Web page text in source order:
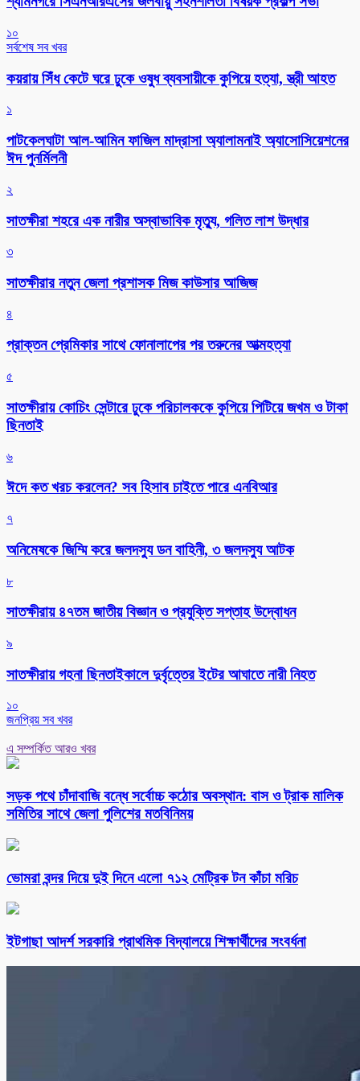
১০
সর্বশেষ সব খবর
কয়রায় সিঁধ কেটে ঘরে ঢুকে ওষুধ ব্যবসায়ীকে কুপিয়ে হত্যা, স্ত্রী আহত
১
পাটকেলঘাটা আল-আমিন ফাজিল মাদ্রাসা অ্যালামনাই অ্যাসোসিয়েশনের
ঈদ পুনর্মিলনী
২
সাতক্ষীরা শহরে এক নারীর অস্বাভাবিক মৃত্যু, গলিত লাশ উদ্ধার
৩
সাতক্ষীরার নতুন জেলা প্রশাসক মিজ কাউসার আজিজ
৪
প্রাক্তন প্রেমিকার সাথে ফোনালাপের পর তরুনের আত্মহত্যা
৫
সাতক্ষীরায় কোচিং সেন্টারে ঢুকে পরিচালককে কুপিয়ে পিটিয়ে জখম ও টাকা
ছিনতাই
৬
ঈদে কত খরচ করলেন? সব হিসাব চাইতে পারে এনবিআর
৭
অনিমেষকে জিম্মি করে জলদস্যু ডন বাহিনী, ৩ জলদস্যু আটক
৮
সাতক্ষীরায় ৪৭তম জাতীয় বিজ্ঞান ও প্রযুক্তি সপ্তাহ উদ্বোধন
৯
সাতক্ষীরায় গহনা ছিনতাইকালে দুর্বৃত্তের ইটের আঘাতে নারী নিহত
১০
জনপ্রিয় সব খবর
এ সম্পর্কিত আরও খবর
সড়ক পথে চাঁদাবাজি বন্ধে সর্বোচ্চ কঠোর অবস্থান: বাস ও ট্রাক মালিক
সমিতির সাথে জেলা পুলিশের মতবিনিময়
ভোমরা বন্দর দিয়ে দুই দিনে এলো ৭১২ মেট্রিক টন কাঁচা মরিচ
ইটগাছা আদর্শ সরকারি প্রাথমিক বিদ্যালয়ে শিক্ষার্থীদের সংবর্ধনা